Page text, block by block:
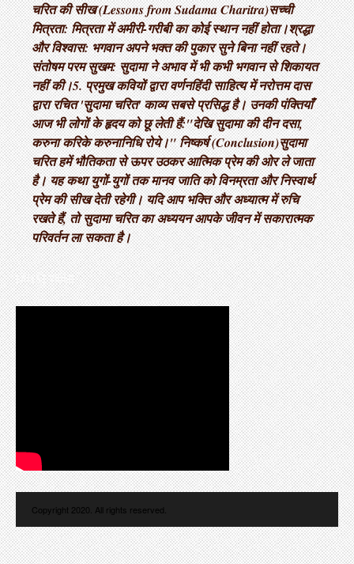
चरित की सीख (Lessons from Sudama Charitra) ​सच्ची
मित्रता: मित्रता में अमीरी-गरीबी का कोई स्थान नहीं होता। ​श्रद्धा
और विश्वास: भगवान अपने भक्त की पुकार सुने बिना नहीं रहते। ​
संतोषम परम सुखम: सुदामा ने अभाव में भी कभी भगवान से शिकायत
नहीं की। ​5. प्रमुख कवियों द्वारा वर्णन ​हिंदी साहित्य में नरोत्तम दास
द्वारा रचित 'सुदामा चरित' काव्य सबसे प्रसिद्ध है। उनकी पंक्तियाँ
आज भी लोगों के हृदय को छू लेती हैं: ​"देखि सुदामा की दीन दसा,
करुना करिके करुनानिधि रोये।" निष्कर्ष (Conclusion) ​सुदामा
चरित हमें भौतिकता से ऊपर उठकर आत्मिक प्रेम की ओर ले जाता
है। यह कथा युगों-युगों तक मानव जाति को विनम्रता और निस्वार्थ
प्रेम की सीख देती रहेगी। यदि आप भक्ति और अध्यात्म में रुचि
रखते हैं, तो सुदामा चरित का अध्ययन आपके जीवन में सकारात्मक
परिवर्तन ला सकता है।
LATEST VIDEO
Copyright 2020. All rights reserved.